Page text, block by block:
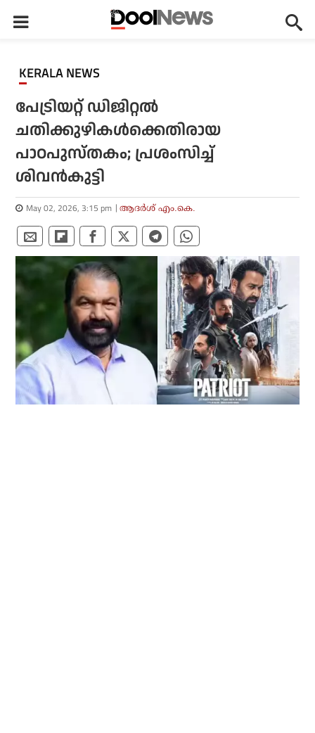
KERALA NEWS
പേട്രിയറ്റ് ഡിജിറ്റല്‍
ചതിക്കുഴികള്‍ക്കെതിരായ
പാഠപുസ്തകം; പ്രശംസിച്ച്
ശിവന്‍കുട്ടി
May 02, 2026, 3:15 pm ആദർശ് എം.കെ.